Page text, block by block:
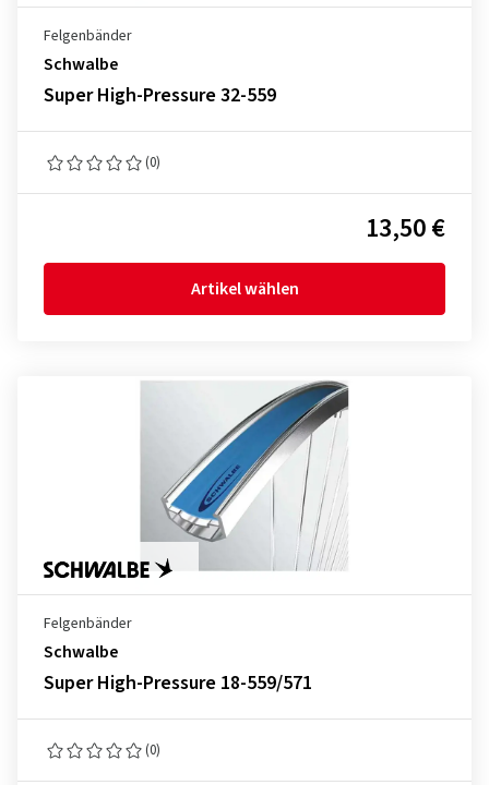
Felgenbänder
Schwalbe
Super High-Pressure 32-559
(0)
13,50 €
Artikel wählen
Felgenbänder
Schwalbe
Super High-Pressure 18-559/571
(0)